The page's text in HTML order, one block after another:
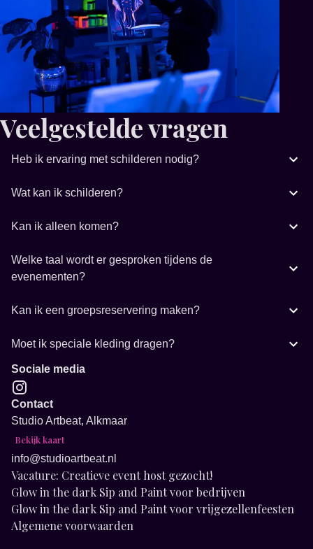
Veelgestelde vragen
Heb ik ervaring met schilderen nodig?
Wat kan ik schilderen?
Kan ik alleen komen?
Welke taal wordt er gesproken tijdens de
evenementen?
Kan ik een groepsreservering maken?
Moet ik speciale kleding dragen?
Sociale media
Contact
Studio Artbeat, Alkmaar
Bekijk kaart
info@studioartbeat.nl
Vacature: Creatieve event host gezocht!
Glow in the dark Sip and Paint voor bedrijven
Glow in the dark Sip and Paint voor vrijgezellenfeesten
Algemene voorwaarden